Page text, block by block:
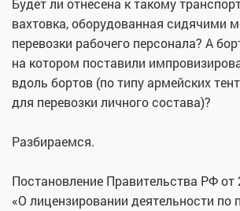
Будет ли отнесена к такому
вахтовка, оборудованная сидячими
перевозки рабочего персонала? А
на котором поставили
вдоль бортов (по типу армейских
для перевозки личного состава)?
Разбираемся.
Постановление Правительства РФ от
«О лицензировании деятельности по